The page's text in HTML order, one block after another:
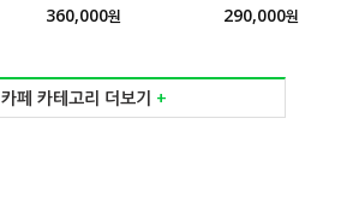
360,000원 290,000원
카페 카테고리 더보기 +